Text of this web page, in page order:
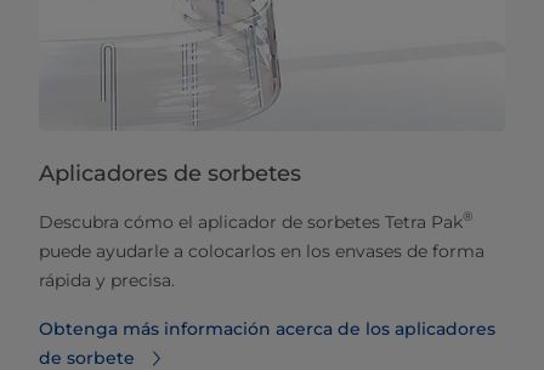
Aplicadores de sorbetes
Descubra cómo el aplicador de sorbetes Tetra Pak®
puede ayudarle a colocarlos en los envases de forma
rápida y precisa.
Obtenga más información acerca de los aplicadores
de sorbete